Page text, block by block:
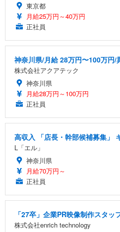
東京都
月給25万円～40万円
正社員
神奈川県/月給 28万円〜100万円
株式会社アクアテック
神奈川県
月給28万円～100万円
正社員
高収入 「店長・幹部候補募集」
L「エル」
神奈川県
月給70万円～
正社員
「27卒」企業PR映像制作スタ
株式会社enrich technology